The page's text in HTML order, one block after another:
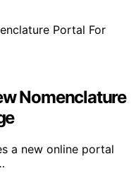
Nomenclature
a new online portal